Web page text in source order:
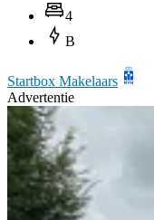
4
B
Startbox Makelaars
Advertentie